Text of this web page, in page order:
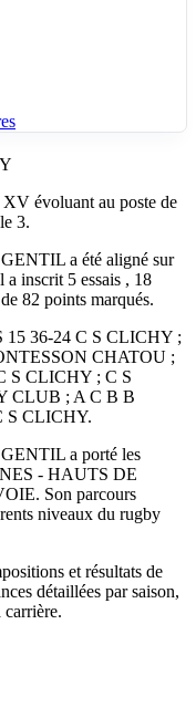
évoluant au poste de
3.
a été aligné sur
inscrit 5 essais , 18
82 points marqués.
15 36-24 C S CLICHY ;
CHATOU ;
S CLICHY ; C S
CLUB ; A C B B
S CLICHY.
a porté les
- HAUTS DE
Son parcours
niveaux du rugby
et résultats de
détaillées par saison,
carrière.